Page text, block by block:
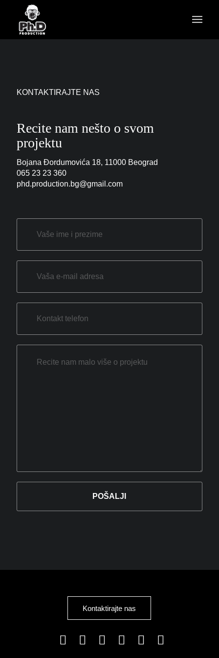
KONTAKTIRAJTE NAS
Recite nam nešto o svom
projektu
Bojana Đordumovića 18, 11000 Beograd
065 23 23 360
phd.production.bg@gmail.com
Kontaktirajte nas